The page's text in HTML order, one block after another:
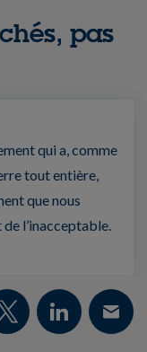
pas
qui a, comme
tout entière,
que nous
l’inacceptable.